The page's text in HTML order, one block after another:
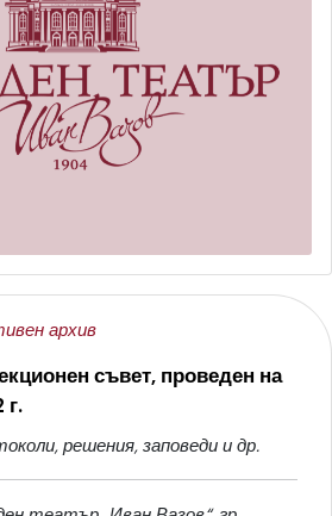
архив
съвет, проведен на
г.
решения, заповеди и др.